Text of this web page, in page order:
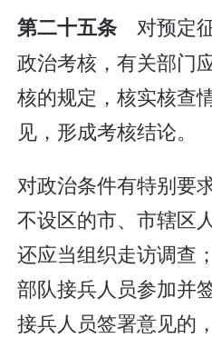
第二十五条 对预定
政治考核，有关部门
核的规定，核实核查
见，形成考核结论。
对政治条件有特别要
不设区的市、市辖区
还应当组织走访调查
部队接兵人员参加并
接兵人员签署意见的